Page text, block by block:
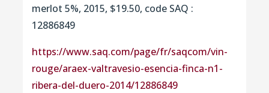
merlot 5%, 2015, $19.50, code SAQ :
12886849
https://www.saq.com/page/fr/saqcom/vin-
rouge/araex-valtravesio-esencia-finca-n1-
ribera-del-duero-2014/12886849